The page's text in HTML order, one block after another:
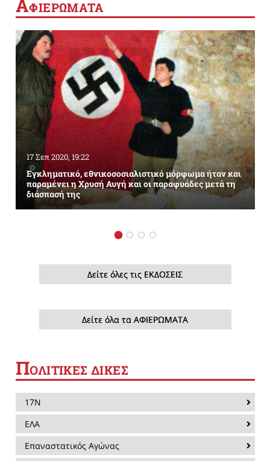
ΑΦΙΕΡΩΜΑΤΑ
17 Σεπ 2020, 19:22
Εγκληματικό, εθνικοσοσιαλιστικό μόρφωμα ήταν και
παραμένει η Χρυσή Αυγή και οι παραφυάδες μετά τη
διάσπασή της
Δείτε όλες τις ΕΚΔΟΣΕΙΣ
Δείτε όλα τα ΑΦΙΕΡΩΜΑΤΑ
ΠΟΛΙΤΙΚΕΣ ΔΙΚΕΣ
17Ν
ΕΛΑ
Επαναστατικός Αγώνας